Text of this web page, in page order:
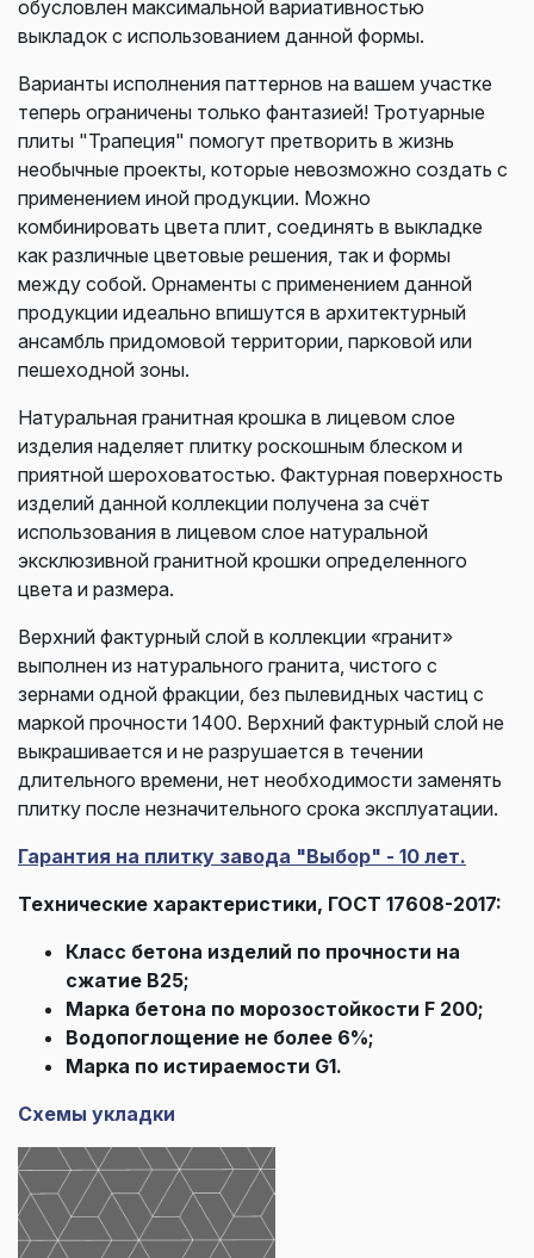
обусловлен максимальной вариативностью
выкладок с использованием данной формы.
Варианты исполнения паттернов на вашем участке
теперь ограничены только фантазией! Тротуарные
плиты "Трапеция" помогут претворить в жизнь
необычные проекты, которые невозможно создать с
применением иной продукции. Можно
комбинировать цвета плит, соединять в выкладке
как различные цветовые решения, так и формы
между собой. Орнаменты с применением данной
продукции идеально впишутся в архитектурный
ансамбль придомовой территории, парковой или
пешеходной зоны.
Натуральная гранитная крошка в лицевом слое
изделия наделяет плитку роскошным блеском и
приятной шероховатостью. Фактурная поверхность
изделий данной коллекции получена за счёт
использования в лицевом слое натуральной
эксклюзивной гранитной крошки определенного
цвета и размера.
Верхний фактурный слой в коллекции «гранит»
выполнен из натурального гранита, чистого с
зернами одной фракции, без пылевидных частиц с
маркой прочности 1400. Верхний фактурный слой не
выкрашивается и не разрушается в течении
длительного времени, нет необходимости заменять
плитку после незначительного срока эксплуатации.
Гарантия на плитку завода "Выбор" - 10 лет.
Технические характеристики, ГОСТ 17608-2017:
Класс бетона изделий по прочности на
сжатие В25;
Марка бетона по морозостойкости F 200;
Водопоглощение не более 6%;
Марка по истираемости G1.
Схемы укладки